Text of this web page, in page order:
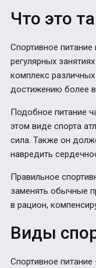
Что это
Спортивное питание
регулярных
комплекс
достижению более
Подобное питание
этом виде спорта
сила. Также он
навредить
Правильное
заменять обычные
в рацион,
Виды
Спортивное